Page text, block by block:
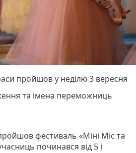
пройшов у неділю 3 вересня
та імена переможниць
фестиваль «Міні Міс та
починався від 5 і